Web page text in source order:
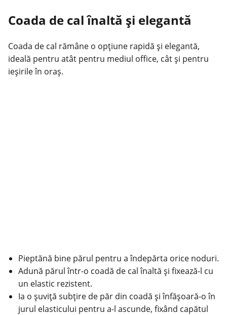
Coada de cal înaltă și elegantă
Coada de cal rămâne o opțiune rapidă și elegantă,
ideală pentru atât pentru mediul office, cât și pentru
ieșirile în oraș.
Pieptănă bine părul pentru a îndepărta orice noduri.
Adună părul într-o coadă de cal înaltă și fixează-l cu
un elastic rezistent.
Ia o șuviță subțire de păr din coadă și înfășoară-o în
jurul elasticului pentru a-l ascunde, fixând capătul